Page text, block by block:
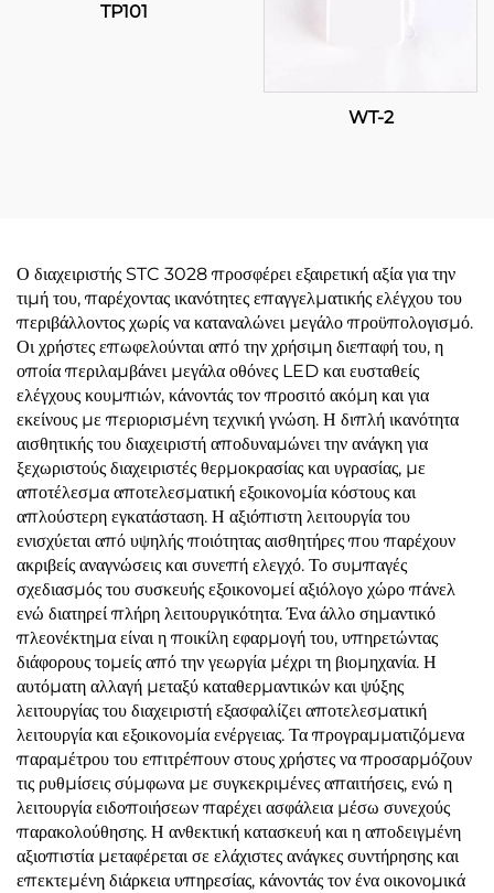
TP101
WT-2
Ο διαχειριστής STC 3028 προσφέρει εξαιρετική αξία για την
τιμή του, παρέχοντας ικανότητες επαγγελματικής ελέγχου του
περιβάλλοντος χωρίς να καταναλώνει μεγάλο προϋπολογισμό.
Οι χρήστες επωφελούνται από την χρήσιμη διεπαφή του, η
οποία περιλαμβάνει μεγάλα οθόνες LED και ευσταθείς
ελέγχους κουμπιών, κάνοντάς τον προσιτό ακόμη και για
εκείνους με περιορισμένη τεχνική γνώση. Η διπλή ικανότητα
αισθητικής του διαχειριστή αποδυναμώνει την ανάγκη για
ξεχωριστούς διαχειριστές θερμοκρασίας και υγρασίας, με
αποτέλεσμα αποτελεσματική εξοικονομία κόστους και
απλούστερη εγκατάσταση. Η αξιόπιστη λειτουργία του
ενισχύεται από υψηλής ποιότητας αισθητήρες που παρέχουν
ακριβείς αναγνώσεις και συνεπή ελεγχό. Το συμπαγές
σχεδιασμός του συσκευής εξοικονομεί αξιόλογο χώρο πάνελ
ενώ διατηρεί πλήρη λειτουργικότητα. Ένα άλλο σημαντικό
πλεονέκτημα είναι η ποικίλη εφαρμογή του, υπηρετώντας
διάφορους τομείς από την γεωργία μέχρι τη βιομηχανία. Η
αυτόματη αλλαγή μεταξύ καταθερμαντικών και ψύξης
λειτουργίας του διαχειριστή εξασφαλίζει αποτελεσματική
λειτουργία και εξοικονομία ενέργειας. Τα προγραμματιζόμενα
παραμέτρου του επιτρέπουν στους χρήστες να προσαρμόζουν
τις ρυθμίσεις σύμφωνα με συγκεκριμένες απαιτήσεις, ενώ η
λειτουργία ειδοποιήσεων παρέχει ασφάλεια μέσω συνεχούς
παρακολούθησης. Η ανθεκτική κατασκευή και η αποδειγμένη
αξιοπιστία μεταφέρεται σε ελάχιστες ανάγκες συντήρησης και
επεκτεμένη διάρκεια υπηρεσίας, κάνοντάς τον ένα οικονομικά